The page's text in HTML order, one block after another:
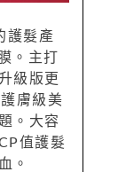
護髮產
。主打
級版更
膚級美
。大容
值護髮
。